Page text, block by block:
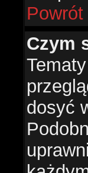
Czym
dosyć